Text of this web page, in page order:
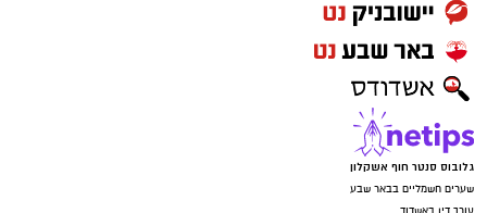
גלובוס סנטר חוף אשקלון
שערים חשמליים בבאר שבע